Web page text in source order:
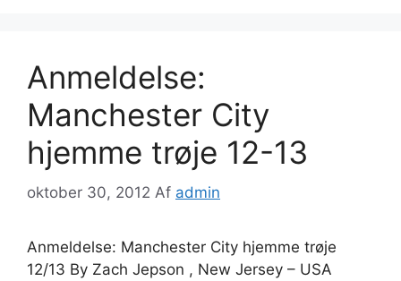
Anmeldelse:
Manchester City
hjemme trøje 12-13
oktober 30, 2012 Af admin
Anmeldelse: Manchester City hjemme trøje
12/13 By Zach Jepson , New Jersey – USA